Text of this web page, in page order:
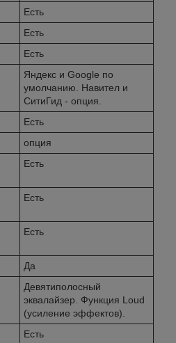
Есть
Есть
Есть
Яндекс и Googlе по
умолчанию. Навител и
СитиГид - опция.
Есть
опция
Есть
Есть
Есть
Да
Девятиполосный
эквалайзер. Функция Loud
(усиление эффектов).
Есть